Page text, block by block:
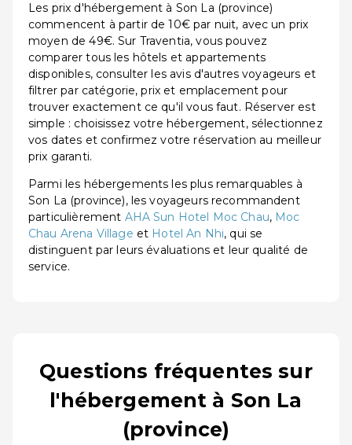
Les prix d'hébergement à Son La (province)
commencent à partir de 10€ par nuit, avec un prix
moyen de 49€. Sur Traventia, vous pouvez
comparer tous les hôtels et appartements
disponibles, consulter les avis d'autres voyageurs et
filtrer par catégorie, prix et emplacement pour
trouver exactement ce qu'il vous faut. Réserver est
simple : choisissez votre hébergement, sélectionnez
vos dates et confirmez votre réservation au meilleur
prix garanti.
Parmi les hébergements les plus remarquables à
Son La (province), les voyageurs recommandent
particulièrement AHA Sun Hotel Moc Chau, Moc
Chau Arena Village et Hotel An Nhi, qui se
distinguent par leurs évaluations et leur qualité de
service.
Questions fréquentes sur
l'hébergement à Son La
(province)